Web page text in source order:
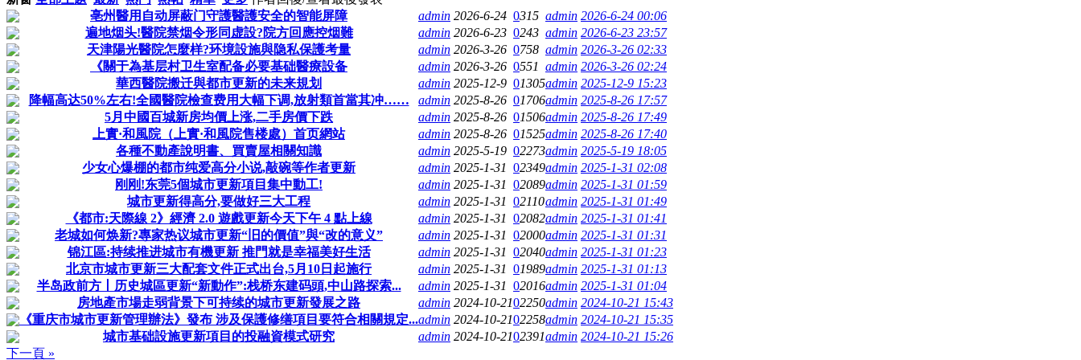
亳州醫用自动屏蔽门守護醫護安全的智能屏障
admin 2026-6-24 0315 admin 2026-6-24 00:06
遍地烟头!醫院禁烟令形同虚設?院方回應控烟難
admin 2026-6-23 0243 admin 2026-6-23 23:57
天津陽光醫院怎麼样?环境設施與隐私保護考量
admin 2026-3-26 0758 admin 2026-3-26 02:33
《關于為基层村卫生室配备必要基础醫療設备
admin 2026-3-26 0551 admin 2026-3-26 02:24
華西醫院搬迁與都市更新的未来規划
admin 2025-12-9 01305admin 2025-12-9 15:23
降幅高达50%左右!全國醫院檢查费用大幅下调,放射類首當其冲……
admin 2025-8-26 01706admin 2025-8-26 17:57
5月中國百城新房均價上涨,二手房價下跌
admin 2025-8-26 01506admin 2025-8-26 17:49
上實·和風院（上實·和風院售楼處）首页網站
admin 2025-8-26 01525admin 2025-8-26 17:40
各種不動產說明書、買賣屋相關知識
admin 2025-5-19 02273admin 2025-5-19 18:05
少女心爆棚的都市纯爱高分小说,敲碗等作者更新
admin 2025-1-31 02349admin 2025-1-31 02:08
刚刚!东莞5個城市更新項目集中動工!
admin 2025-1-31 02089admin 2025-1-31 01:59
城市更新得高分,要做好三大工程
admin 2025-1-31 02110admin 2025-1-31 01:49
《都市:天際線 2》經濟 2.0 遊戲更新今天下午 4 點上線
admin 2025-1-31 02082admin 2025-1-31 01:41
老城如何焕新?專家热议城市更新“旧的價值”與“改的意义”
admin 2025-1-31 02000admin 2025-1-31 01:31
锦江區:持续推进城市有機更新 推門就是幸福美好生活
admin 2025-1-31 02040admin 2025-1-31 01:23
北京市城市更新三大配套文件正式出台,5月10日起施行
admin 2025-1-31 01989admin 2025-1-31 01:13
半岛政前方丨历史城區更新“新動作”:栈桥东建码頭,中山路探索...
admin 2025-1-31 02016admin 2025-1-31 01:04
房地產市場走弱背景下可持续的城市更新發展之路
admin 2024-10-2102250admin 2024-10-21 15:43
《重庆市城市更新管理辦法》發布 涉及保護修缮項目要符合相關規定...admin 2024-10-2102258admin 2024-10-21 15:35
城市基础設施更新項目的投融資模式研究
admin 2024-10-2102391admin 2024-10-21 15:26
下一頁 »